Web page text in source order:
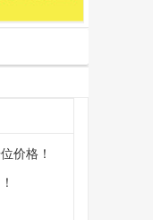
价格！